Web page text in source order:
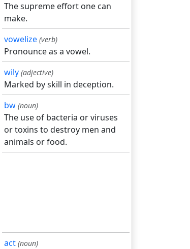
The supreme effort one can
make.
vowelize (verb)
Pronounce as a vowel.
wily (adjective)
Marked by skill in deception.
bw (noun)
The use of bacteria or viruses
or toxins to destroy men and
animals or food.
act (noun)